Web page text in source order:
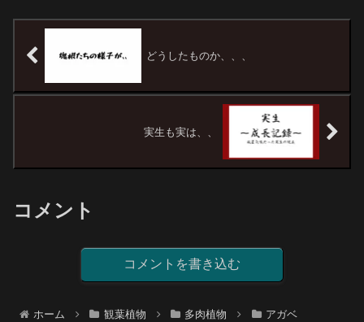
どうしたものか、、、
実生も実は、、
コメント
コメントを書き込む
ホーム 観葉植物 多肉植物 アガベ